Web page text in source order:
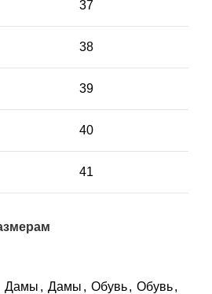
37
38
39
40
41
Дамы , Дамы , Обувь, Обувь,